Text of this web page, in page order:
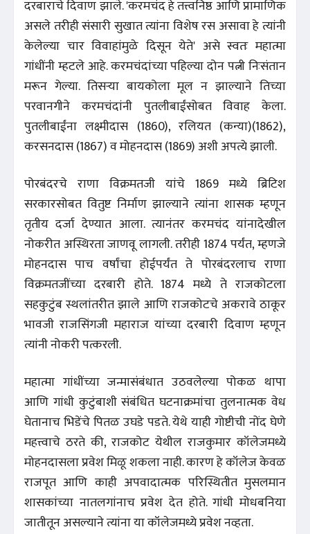
दरबाराचे दिवाण झाले. 'करमचंद हे तत्त्वनिष्ठ आणि प्रामाणिक
असले तरीही संसारी सुखात त्यांना विशेष रस असावा हे त्यांनी
केलेल्या चार विवाहांमुळे दिसून येते' असे स्वतः महात्मा
गांधींनी म्हटले आहे. करमचंदांच्या पहिल्या दोन पत्नी निःसंतान
मरून गेल्या. तिसऱ्या बायकोला मूल न झाल्याने तिच्या
परवानगीने करमचंदांनी पुतलीबाईंसोबत विवाह केला.
पुतलीबाईंना लक्ष्मीदास (1860), रलियत (कन्या)(1862),
करसनदास (1867) व मोहनदास (1869) अशी अपत्ये झाली.
पोरबंदरचे राणा विक्रमतजी यांचे 1869 मध्ये ब्रिटिश
सरकारसोबत वितुष्ट निर्माण झाल्याने त्यांना शासक म्हणून
तृतीय दर्जा देण्यात आला. त्यानंतर करमचंद यांनादेखील
नोकरीत अस्थिरता जाणवू लागली. तरीही 1874 पर्यंत, म्हणजे
मोहनदास पाच वर्षांचा होईपर्यंत ते पोरबंदरलाच राणा
विक्रमतजींच्या दरबारी होते. 1874 मध्ये ते राजकोटला
सहकुटुंब स्थलांतरीत झाले आणि राजकोटचे अकरावे ठाकूर
भावजी राजसिंगजी महाराज यांच्या दरबारी दिवाण म्हणून
त्यांनी नोकरी पत्करली.
महात्मा गांधींच्या जन्मासंबंधात उठवलेल्या पोकळ थापा
आणि गांधी कुटुंबाशी संबंधित घटनाक्रमांचा तुलनात्मक वेध
घेतानाच भिडेंचे पितळ उघडे पडते. येथे याही गोष्टीची नोंद घेणे
महत्त्वाचे ठरते की, राजकोट येथील राजकुमार कॉलेजमध्ये
मोहनदासला प्रवेश मिळू शकला नाही. कारण हे कॉलेज केवळ
राजपूत आणि काही अपवादात्मक परिस्थितीत मुसलमान
शासकांच्या नातलगांनाच प्रवेश देत होते. गांधी मोधबनिया
जातीतून असल्याने त्यांना या कॉलेजमध्ये प्रवेश नव्हता.